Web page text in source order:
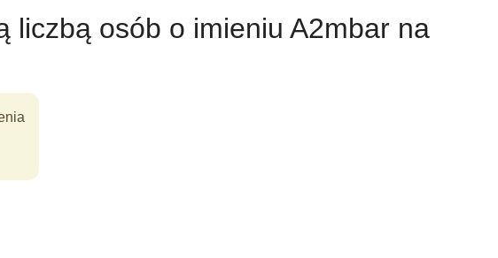
liczbą osób o imieniu A2mbar na